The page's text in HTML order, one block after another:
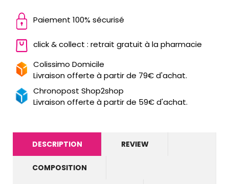
Paiement 100% sécurisé
click & collect : retrait gratuit à la pharmacie
Colissimo Domicile
Livraison offerte à partir de 79€ d'achat.
Chronopost Shop2shop
Livraison offerte à partir de 59€ d'achat.
DESCRIPTION REVIEW
COMPOSITION